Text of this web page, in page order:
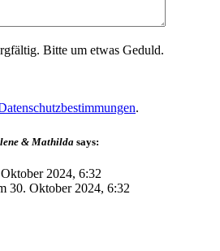
Bitte um etwas Geduld.
.
& Mathilda says:
2024, 6:32
30. Oktober 2024, 6:32